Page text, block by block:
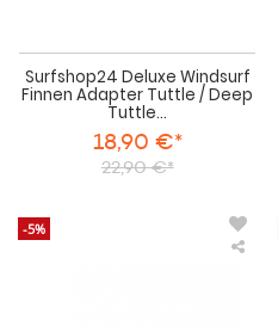
Surfshop24 Deluxe Windsurf
Finnen Adapter Tuttle / Deep
Tuttle...
18,90 €*
22,90 €*
-5%